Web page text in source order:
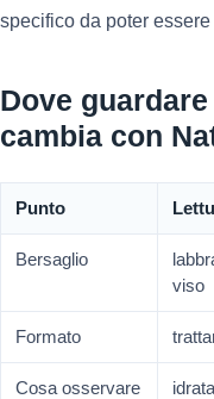
specifico da poter
Dove
cambia con
Punto
Bersaglio
viso
Formato
Cosa osservare